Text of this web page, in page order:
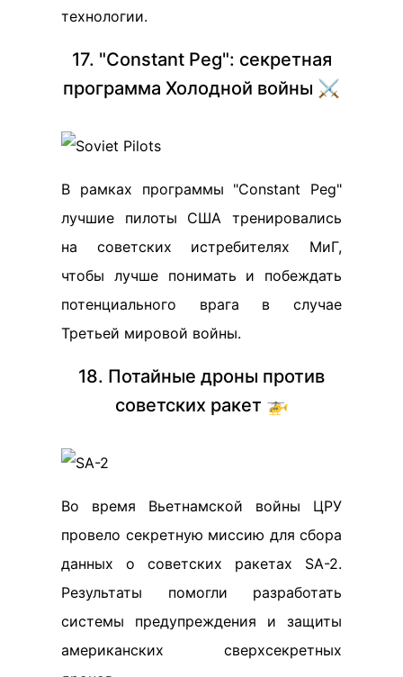
технологии.
17. "Constant Peg": секретная
программа Холодной войны ⚔️
В рамках программы "Constant Peg"
лучшие пилоты США тренировались
на советских истребителях МиГ,
чтобы лучше понимать и побеждать
потенциального врага в случае
Третьей мировой войны.
18. Потайные дроны против
советских ракет 🚁
Во время Вьетнамской войны ЦРУ
провело секретную миссию для сбора
данных о советских ракетах SA-2.
Результаты помогли разработать
системы предупреждения и защиты
американских сверхсекретных